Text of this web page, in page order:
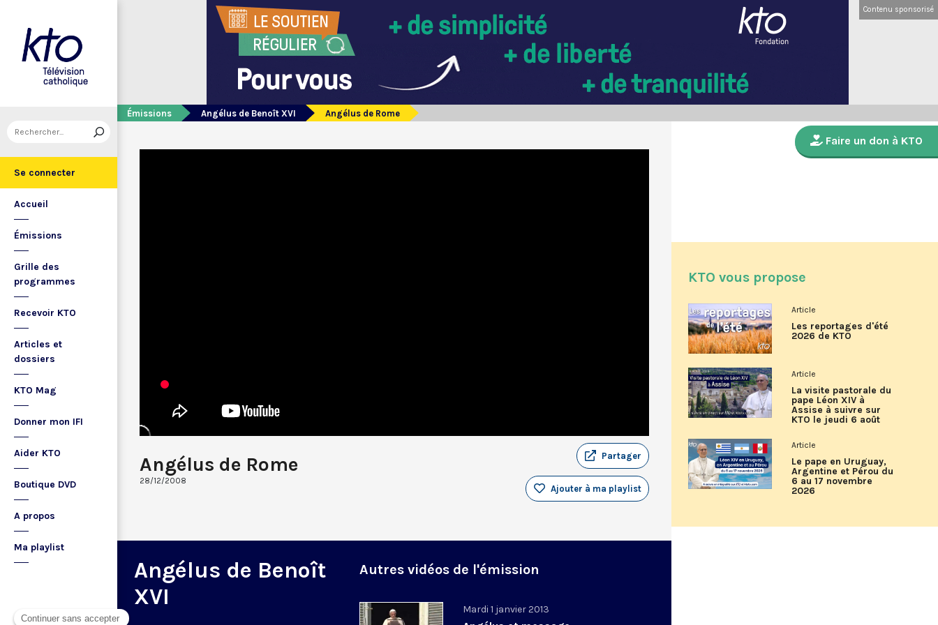
Se connecter
Accueil
Émissions
Grille des
programmes
Recevoir KTO
Articles et
dossiers
KTO Mag
Donner mon IFI
Aider KTO
Boutique DVD
A propos
Ma playlist
Contenu sponsorisé
Émissions Angélus de Benoît XVI Angélus de Rome
Angélus de Rome
28/12/2008
Partager
Ajouter à ma playlist
Angélus de Benoît
XVI
Autres vidéos de l'émission
Mardi 1 janvier 2013
Faire un don à KTO
KTO vous propose
Article
Les reportages d'été
2026 de KTO
Article
La visite pastorale du
pape Léon XIV à
Assise à suivre sur
KTO le jeudi 6 août
Article
Le pape en Uruguay,
Argentine et Pérou du
6 au 17 novembre
2026